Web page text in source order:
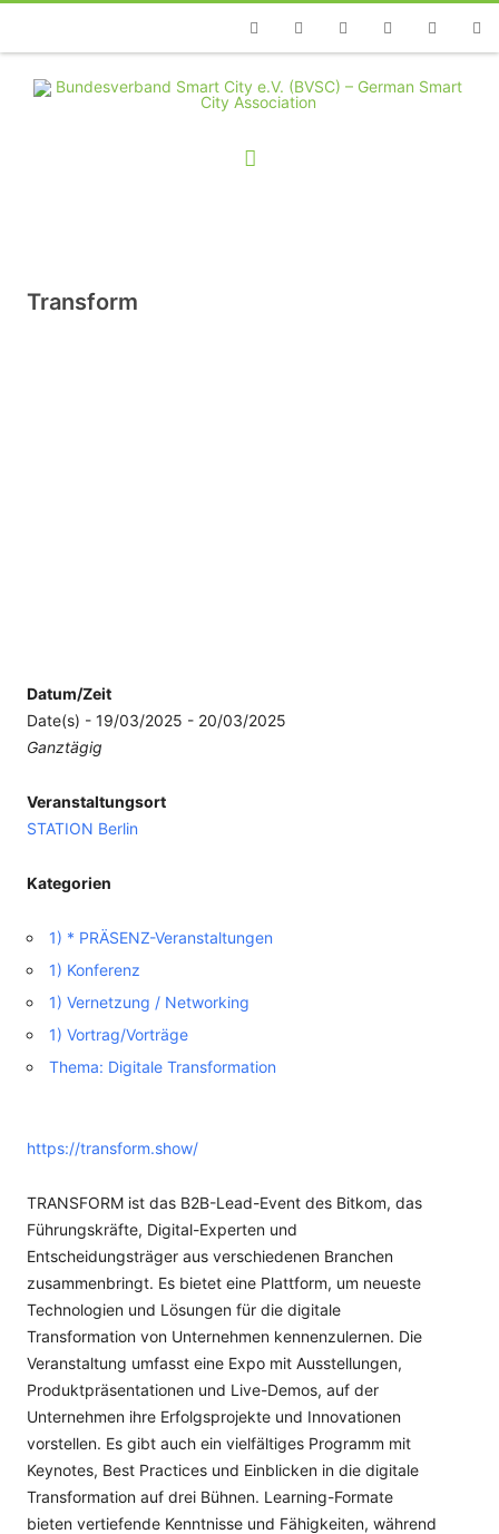
TelefonFacebookTwitterYoutubeInstagramLinkedin
Transform
Datum/Zeit
Date(s) - 19/03/2025 - 20/03/2025
Ganztägig
Veranstaltungsort
STATION Berlin
Kategorien
1) * PRÄSENZ-Veranstaltungen
1) Konferenz
1) Vernetzung / Networking
1) Vortrag/Vorträge
Thema: Digitale Transformation
https://transform.show/
TRANSFORM ist das B2B-Lead-Event des Bitkom, das
Führungskräfte, Digital-Experten und
Entscheidungsträger aus verschiedenen Branchen
zusammenbringt. Es bietet eine Plattform, um neueste
Technologien und Lösungen für die digitale
Transformation von Unternehmen kennenzulernen. Die
Veranstaltung umfasst eine Expo mit Ausstellungen,
Produktpräsentationen und Live-Demos, auf der
Unternehmen ihre Erfolgsprojekte und Innovationen
vorstellen. Es gibt auch ein vielfältiges Programm mit
Keynotes, Best Practices und Einblicken in die digitale
Transformation auf drei Bühnen. Learning-Formate
bieten vertiefende Kenntnisse und Fähigkeiten, während